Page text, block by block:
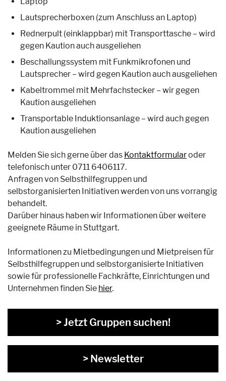
Lautsprecherboxen (zum Anschluss an Laptop)
Rednerpult (einklappbar) mit Transporttasche – wird
gegen Kaution auch ausgeliehen
Beschallungssystem mit Funkmikrofonen und
Lautsprecher – wird gegen Kaution auch ausgeliehen
Kabeltrommel mit Mehrfachstecker – wir gegen
Kaution ausgeliehen
Transportable Induktionsanlage – wird auch gegen
Kaution ausgeliehen
Melden Sie sich gerne über das Kontaktformularoder
telefonisch unter 0711 6406117.
Anfragen von Selbsthilfegruppen und
selbstorganisierten Initiativen werden von uns vorrangig
behandelt.
Darüber hinaus haben wir Informationen über weitere
geeignete Räume in Stuttgart.
Informationen zu Mietbedingungen und Mietpreisen für
Selbsthilfegruppen und selbstorganisierte Initiativen
sowie für professionelle Fachkräfte, Einrichtungen und
Unternehmen finden Sie hier.
> Jetzt Gruppen suchen!
> Newsletter